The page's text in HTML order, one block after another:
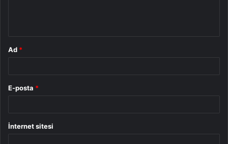
Ad *
E-posta *
İnternet sitesi